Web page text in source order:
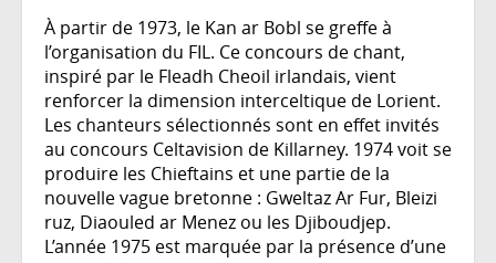
À partir de 1973, le Kan ar Bobl se greffe à
l’organisation du FIL. Ce concours de chant,
inspiré par le Fleadh Cheoil irlandais, vient
renforcer la dimension interceltique de Lorient.
Les chanteurs sélectionnés sont en effet invités
au concours Celtavision de Killarney. 1974 voit se
produire les Chieftains et une partie de la
nouvelle vague bretonne : Gweltaz Ar Fur, Bleizi
ruz, Diaouled ar Menez ou les Djiboudjep.
L’année 1975 est marquée par la présence d’une